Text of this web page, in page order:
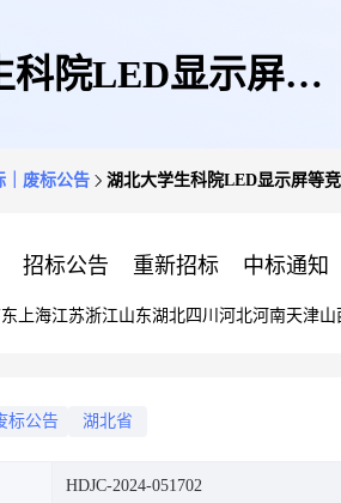
科院LED显示屏等
｜废标公告 湖北大学生科院LED显示屏等
招标公告 重新招标 中标通知
上海江苏浙江山东湖北四川 河北河南天津山
标公告 湖北省
HDJC-2024-051702